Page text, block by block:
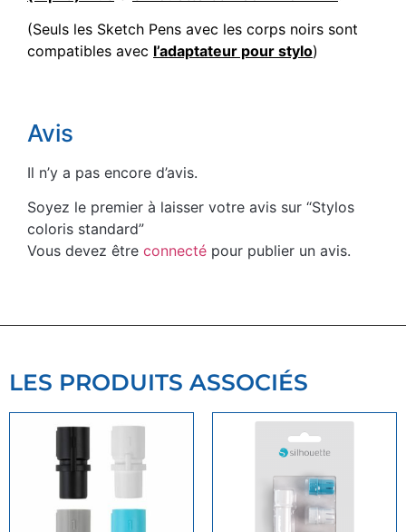
(Seuls les Sketch Pens avec les corps noirs sont
compatibles avec l’adaptateur pour stylo)
Avis
Il n’y a pas encore d’avis.
Soyez le premier à laisser votre avis sur “Stylos
coloris standard”
Vous devez être connecté pour publier un avis.
LES PRODUITS ASSOCIÉS